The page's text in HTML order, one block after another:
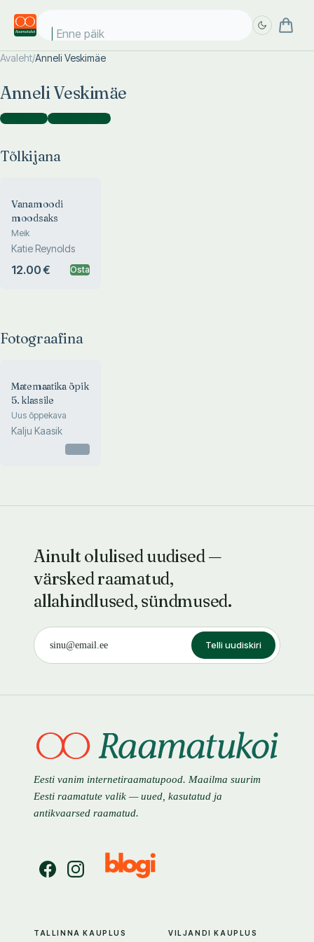
Enne päike
Avaleht/Anneli Veskimäe
Anneli Veskimäe
Tõlkijana )Fotograafina )
Tõlkijana
Vanamoodi
moodsaks
Meik
Katie Reynolds
12.00 € Osta
Fotograafina
Matemaatika õpik
5. klassile
Uus õppekava
Kalju Kaasik
Ainult olulised uudised —
värsked raamatud,
allahindlused, sündmused.
Telli uudiskiri
Eesti vanim internetiraamatupood. Maailma suurim
Eesti raamatute valik — uued, kasutatud ja
antikvaarsed raamatud.
TALLINNA KAUPLUS VILJANDI KAUPLUS